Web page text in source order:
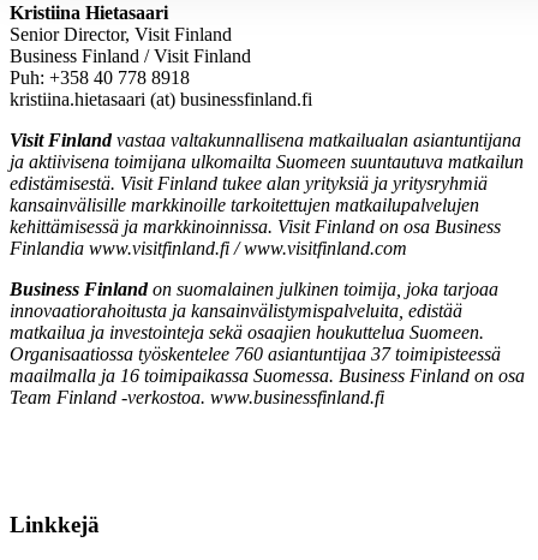
Kristiina Hietasaari
Senior Director, Visit Finland
Business Finland / Visit Finland
Puh: +358 40 778 8918
kristiina.hietasaari (at) businessfinland.fi
Visit Finlandvastaa valtakunnallisena matkailualan asiantuntijana
ja aktiivisena toimijana ulkomailta Suomeen suuntautuva matkailun
edistämisestä. Visit Finland tukee alan yrityksiä ja yritysryhmiä
kansainvälisille markkinoille tarkoitettujen matkailupalvelujen
kehittämisessä ja markkinoinnissa. Visit Finland on osa Business
Finlandia www.visitfinland.fi / www.visitfinland.com
Business Finlandon suomalainen julkinen toimija, joka tarjoaa
innovaatiorahoitusta ja kansainvälistymispalveluita, edistää
matkailua ja investointeja sekä osaajien houkuttelua Suomeen.
Organisaatiossa työskentelee 760 asiantuntijaa 37 toimipisteessä
maailmalla ja 16 toimipaikassa Suomessa. Business Finland on osa
Team Finland -verkostoa. www.businessfinland.fi
Linkkejä